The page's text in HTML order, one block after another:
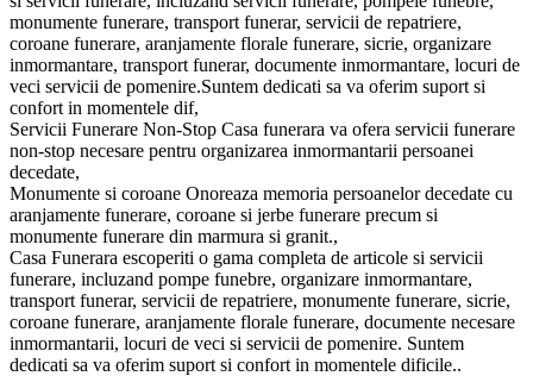
monumente funerare, transport funerar, servicii de repatriere,
coroane funerare, aranjamente florale funerare, sicrie, organizare
inmormantare, transport funerar, documente inmormantare, locuri de
veci servicii de pomenire.Suntem dedicati sa va oferim suport si
confort in momentele dif,
Servicii Funerare Non-Stop Casa funerara va ofera servicii funerare
non-stop necesare pentru organizarea inmormantarii persoanei
decedate,
Monumente si coroane Onoreaza memoria persoanelor decedate cu
aranjamente funerare, coroane si jerbe funerare precum si
monumente funerare din marmura si granit.,
Casa Funerara escoperiti o gama completa de articole si servicii
funerare, incluzand pompe funebre, organizare inmormantare,
transport funerar, servicii de repatriere, monumente funerare, sicrie,
coroane funerare, aranjamente florale funerare, documente necesare
inmormantarii, locuri de veci si servicii de pomenire. Suntem
dedicati sa va oferim suport si confort in momentele dificile..